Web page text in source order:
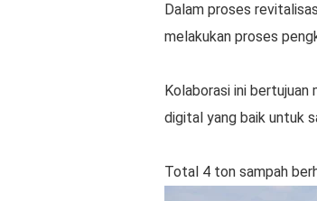
Dalam proses
melakukan proses
Kolaborasi ini
digital yang baik untuk
Total 4 ton sampah